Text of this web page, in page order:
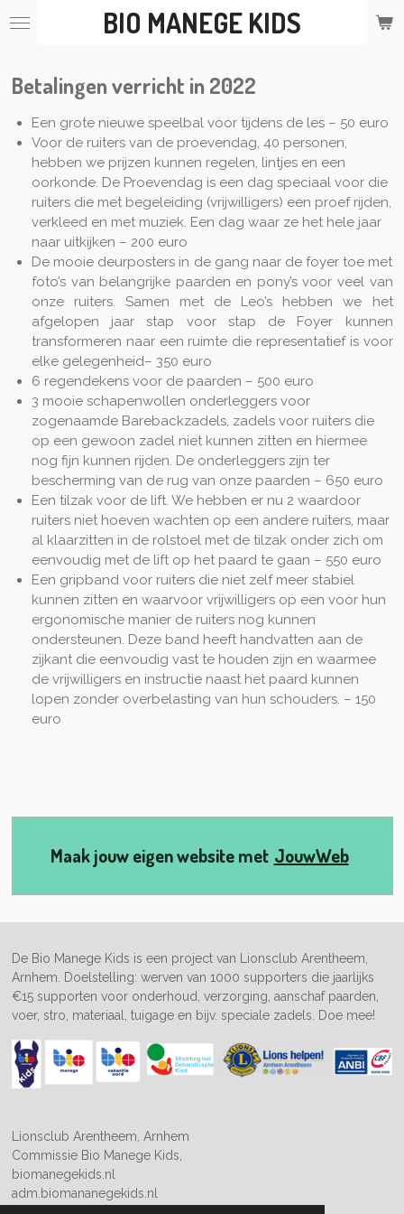
Ga
de
hoofdinhoud
BIO MANEGE KIDS
Betalingen verricht in 2022
Een grote nieuwe speelbal voor tijdens de les – 50 euro
Voor de ruiters van de proevendag, 40 personen,
hebben we prijzen kunnen regelen, lintjes en een
oorkonde. De Proevendag is een dag speciaal voor die
ruiters die met begeleiding (vrijwilligers) een proef rijden,
verkleed en met muziek. Een dag waar ze het hele jaar
naar uitkijken – 200 euro
De mooie deurposters in de gang naar de foyer toe met
foto’s van belangrijke paarden en pony’s voor veel van
onze ruiters. Samen met de Leo’s hebben we het
afgelopen jaar stap voor stap de Foyer kunnen
transformeren naar een ruimte die representatief is voor
elke gelegenheid– 350 euro
6 regendekens voor de paarden – 500 euro
3 mooie schapenwollen onderleggers voor
zogenaamde Barebackzadels, zadels voor ruiters die
op een gewoon zadel niet kunnen zitten en hiermee
nog fijn kunnen rijden. De onderleggers zijn ter
bescherming van de rug van onze paarden – 650 euro
Een tilzak voor de lift. We hebben er nu 2 waardoor
ruiters niet hoeven wachten op een andere ruiters, maar
al klaarzitten in de rolstoel met de tilzak onder zich om
eenvoudig met de lift op het paard te gaan – 550 euro
Een gripband voor ruiters die niet zelf meer stabiel
kunnen zitten en waarvoor vrijwilligers op een voor hun
ergonomische manier de ruiters nog kunnen
ondersteunen. Deze band heeft handvatten aan de
zijkant die eenvoudig vast te houden zijn en waarmee
de vrijwilligers en instructie naast het paard kunnen
lopen zonder overbelasting van hun schouders. – 150
euro
Maak jouw eigen website met JouwWeb
De Bio Manege Kids is een project van Lionsclub Arentheem,
Arnhem. Doelstelling: werven van 1000 supporters die jaarlijks
€15 supporten voor onderhoud, verzorging, aanschaf paarden,
voer, stro, materiaal, tuigage en bijv. speciale zadels. Doe mee!
Lionsclub Arentheem, Arnhem
Commissie Bio Manege Kids,
biomanegekids.nl
adm.biomananegekids.nl